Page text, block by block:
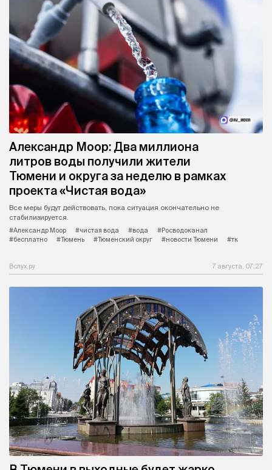
Александр Моор: Два миллиона
литров воды получили жители
Тюмени и округа за неделю в рамках
проекта «Чистая вода»
Все меры будут действовать, пока ситуация окончательно не
стабилизируется.
#Александр Моор
#чистая вода #вода
#Росводоканал
#бесплатно
#Тюмень #Тюменский округ #новости Тюмени #тк
Вслух.ру 7 августа, 07:27